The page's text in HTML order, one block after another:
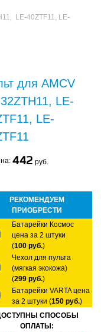
LE-40ZTF11, LE-
для AMCV
LE-
LE-
442 руб.
РЕКОМЕНДУЕМ
ПРИОБРЕСТИ
Батарейки Космос
цена за 2 штуки
(100 руб.)
Чехол для пульта
(мягкая экокожа)
(299 руб.)
Батарейки VARTA цена
за 2 штуки (150 руб.)
СПОСОБЫ
ОПЛАТЫ: